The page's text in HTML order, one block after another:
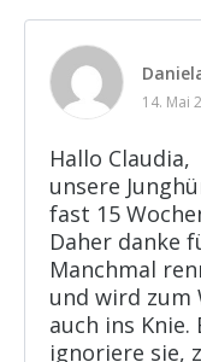
14. Mai
Hallo Claudia,
unsere
fast 15
Daher danke
Manchmal
und wird zum
auch ins
ignoriere sie,